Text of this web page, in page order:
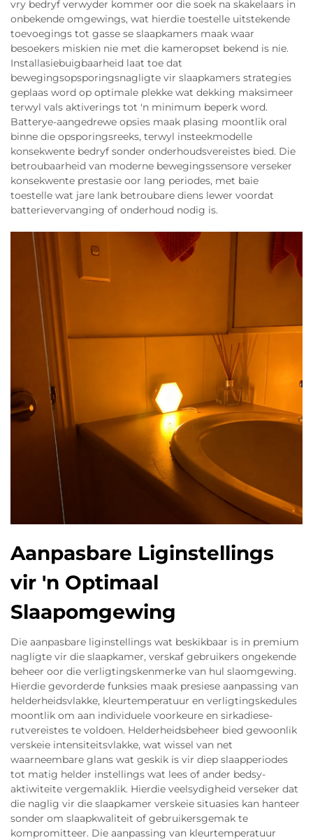
vry bedryf verwyder kommer oor die soek na skakelaars in
onbekende omgewings, wat hierdie toestelle uitstekende
toevoegings tot gasse se slaapkamers maak waar
besoekers miskien nie met die kameropset bekend is nie.
Installasiebuigbaarheid laat toe dat
bewegingsopsporingsnagligte vir slaapkamers strategies
geplaas word op optimale plekke wat dekking maksimeer
terwyl vals aktiverings tot 'n minimum beperk word.
Batterye-aangedrewe opsies maak plasing moontlik oral
binne die opsporingsreeks, terwyl insteekmodelle
konsekwente bedryf sonder onderhoudsvereistes bied. Die
betroubaarheid van moderne bewegingssensore verseker
konsekwente prestasie oor lang periodes, met baie
toestelle wat jare lank betroubare diens lewer voordat
batterievervanging of onderhoud nodig is.
Aanpasbare Liginstellings
vir 'n Optimaal
Slaapomgewing
Die aanpasbare liginstellings wat beskikbaar is in premium
nagligte vir die slaapkamer, verskaf gebruikers ongekende
beheer oor die verligtingskenmerke van hul slaomgewing.
Hierdie gevorderde funksies maak presiese aanpassing van
helderheidsvlakke, kleurtemperatuur en verligtingskedules
moontlik om aan individuele voorkeure en sirkadiese-
rutvereistes te voldoen. Helderheidsbeheer bied gewoonlik
verskeie intensiteitsvlakke, wat wissel van net
waarneembare glans wat geskik is vir diep slaapperiodes
tot matig helder instellings wat lees of ander bedsy-
aktiwiteite vergemaklik. Hierdie veelsydigheid verseker dat
die naglig vir die slaapkamer verskeie situasies kan hanteer
sonder om slaapkwaliteit of gebruikersgemak te
kompromitteer. Die aanpassing van kleurtemperatuur